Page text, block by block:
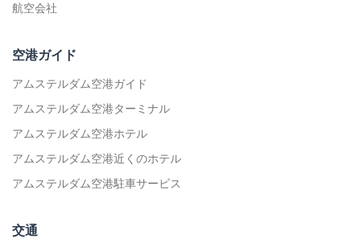
航空会社
空港ガイド
アムステルダム空港ガイド
アムステルダム空港ターミナル
アムステルダム空港ホテル
アムステルダム空港近くのホテル
アムステルダム空港駐車サービス
交通